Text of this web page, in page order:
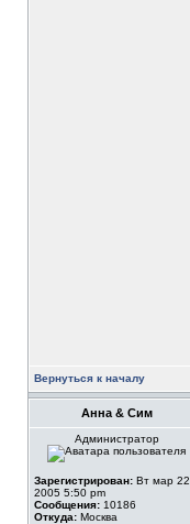
Вернуться к началу
Анна & Сим
Администратор
Зарегистрирован: Вт мар 22,
2005 5:50 pm
Сообщения: 10186
Откуда: Москва